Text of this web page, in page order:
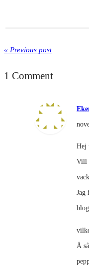
« Previous post
1 Comment
Hej
Vill
Jag
Å